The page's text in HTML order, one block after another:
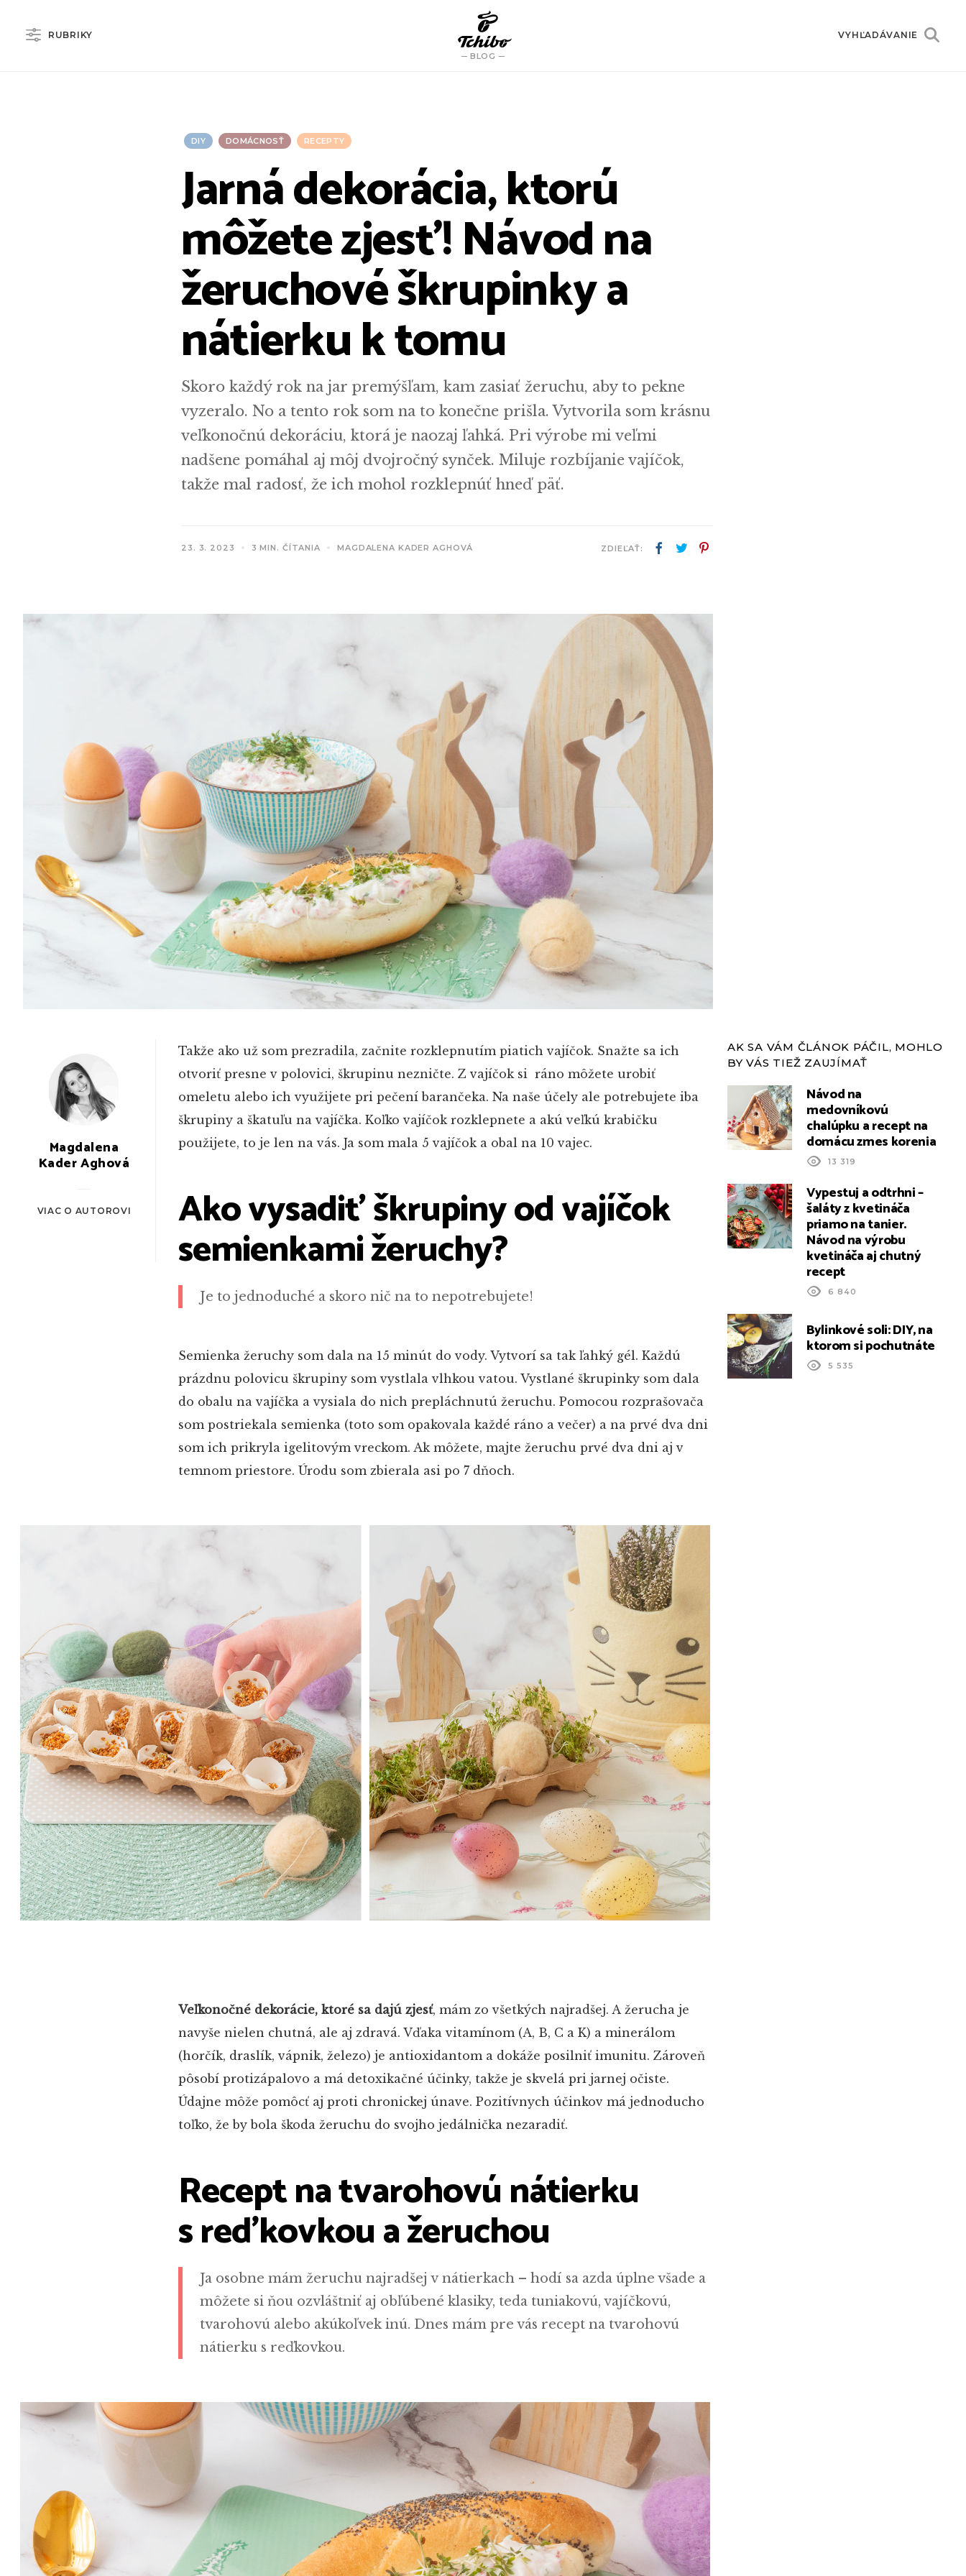
RUBRIKY
BLOG
VYHĽADÁVANIE
DIY DOMÁCNOSŤ RECEPTY
Jarná dekorácia, ktorú
môžete zjesť! Návod na
žeruchové škrupinky a
nátierku k tomu
Skoro každý rok na jar premýšľam, kam zasiať žeruchu, aby to pekne
vyzeralo. No a tento rok som na to konečne prišla. Vytvorila som krásnu
veľkonočnú dekoráciu, ktorá je naozaj ľahká. Pri výrobe mi veľmi
nadšene pomáhal aj môj dvojročný synček. Miluje rozbíjanie vajíčok,
takže mal radosť, že ich mohol rozklepnúť hneď päť.
23. 3. 2023 3 MIN. ČÍTANIA MAGDALENA KADER AGHOVÁ ZDIEĽAŤ:
Magdalena
Kader Aghová
VIAC O AUTOROVI
Takže ako už som prezradila, začnite rozklepnutím piatich vajíčok. Snažte sa ich
otvoriť presne v polovici, škrupinu nezničte. Z vajíčok si ráno môžete urobiť
omeletu alebo ich využijete pri pečení barančeka. Na naše účely ale potrebujete iba
škrupiny a škatuľu na vajíčka. Koľko vajíčok rozklepnete a akú veľkú krabičku
použijete, to je len na vás. Ja som mala 5 vajíčok a obal na 10 vajec.
Ako vysadiť škrupiny od vajíčok
semienkami žeruchy?
Je to jednoduché a skoro nič na to nepotrebujete!
Semienka žeruchy som dala na 15 minút do vody. Vytvorí sa tak ľahký gél. Každú
prázdnu polovicu škrupiny som vystlala vlhkou vatou. Vystlané škrupinky som dala
do obalu na vajíčka a vysiala do nich prepláchnutú žeruchu. Pomocou rozprašovača
som postriekala semienka (toto som opakovala každé ráno a večer) a na prvé dva dni
som ich prikryla igelitovým vreckom. Ak môžete, majte žeruchu prvé dva dni aj v
temnom priestore. Úrodu som zbierala asi po 7 dňoch.
Veľkonočné dekorácie, ktoré sa dajú zjesť, mám zo všetkých najradšej. A žerucha je
navyše nielen chutná, ale aj zdravá. Vďaka vitamínom (A, B, C a K) a minerálom
(horčík, draslík, vápnik, železo) je antioxidantom a dokáže posilniť imunitu. Zároveň
pôsobí protizápalovo a má detoxikačné účinky, takže je skvelá pri jarnej očiste.
Údajne môže pomôcť aj proti chronickej únave. Pozitívnych účinkov má jednoducho
toľko, že by bola škoda žeruchu do svojho jedálnička nezaradiť.
Recept na tvarohovú nátierku
s reďkovkou a žeruchou
Ja osobne mám žeruchu najradšej v nátierkach – hodí sa azda úplne všade a
môžete si ňou ozvláštniť aj obľúbené klasiky, teda tuniakovú, vajíčkovú,
tvarohovú alebo akúkoľvek inú. Dnes mám pre vás recept na tvarohovú
nátierku s reďkovkou.
AK SA VÁM ČLÁNOK PÁČIL, MOHLO
BY VÁS TIEŽ ZAUJÍMAŤ
Návod na
medovníkovú
chalúpku a recept na
domácu zmes korenia
13 319
Vypestuj a odtrhni –
šaláty z kvetináča
priamo na tanier.
Návod na výrobu
kvetináča aj chutný
recept
6 840
Bylinkové soli: DIY, na
ktorom si pochutnáte
5 535